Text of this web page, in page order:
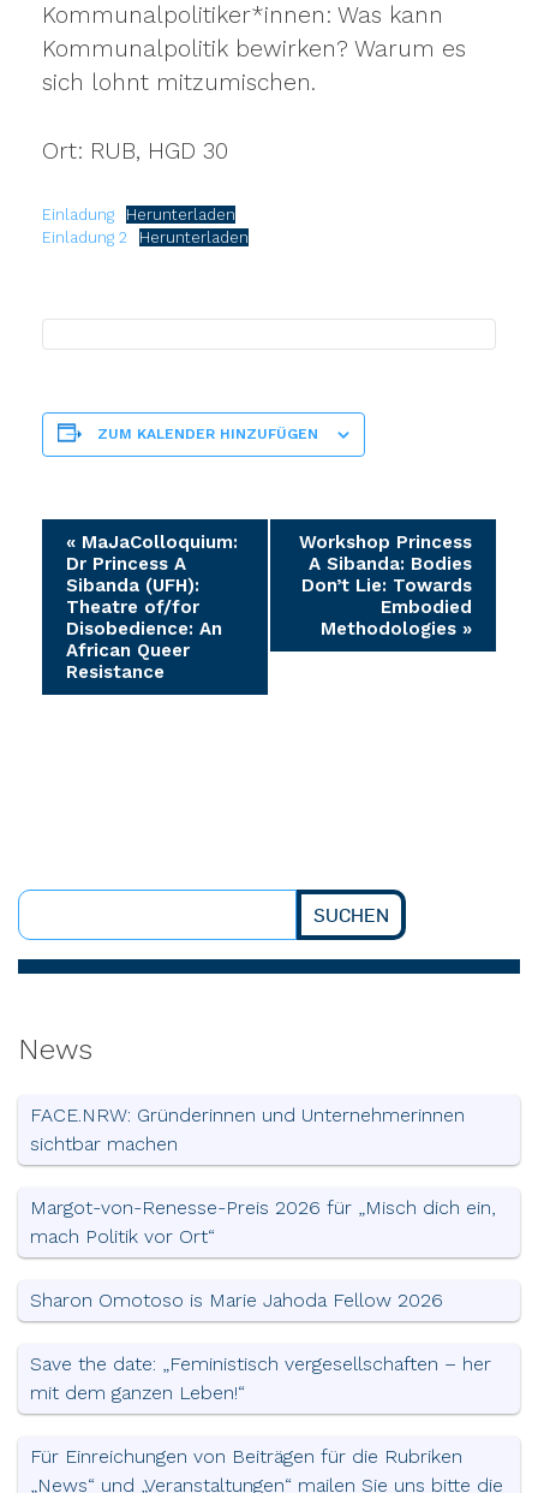
Kommunalpolitiker*innen: Was kann
Kommunalpolitik bewirken? Warum es
sich lohnt mitzumischen.
Ort: RUB, HGD 30
Einladung
Herunterladen
Einladung 2
Herunterladen
ZUM KALENDER HINZUFÜGEN
Veranstaltung-
Navigation
« MaJaColloquium:
Dr Princess A
Sibanda (UFH):
Theatre of/for
Disobedience: An
African Queer
Resistance
Workshop Princess
A Sibanda: Bodies
Don’t Lie: Towards
Embodied
Methodologies »
Suchen
SUCHEN
News
FACE.NRW: Gründerinnen und Unternehmerinnen
sichtbar machen
Margot-von-Renesse-Preis 2026 für „Misch dich ein,
mach Politik vor Ort“
Sharon Omotoso is Marie Jahoda Fellow 2026
Save the date: „Feministisch vergesellschaften – her
mit dem ganzen Leben!“
Für Einreichungen von Beiträgen für die Rubriken
„News“ und „Veranstaltungen“ mailen Sie uns bitte die